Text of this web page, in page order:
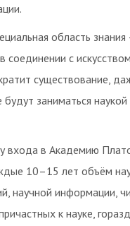
область знания
соединении с
существование,
заниматься
входа в Академию
10–15 лет объём
научной информации,
к науке,